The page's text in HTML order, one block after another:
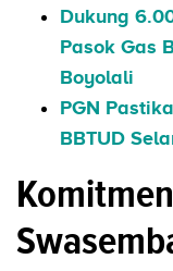
Dukung
Pasok Gas
Boyolali
PGN
BBTUD